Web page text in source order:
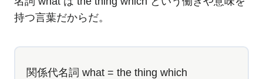
持つ言葉だからだ。
関係代名詞 what = the thing which